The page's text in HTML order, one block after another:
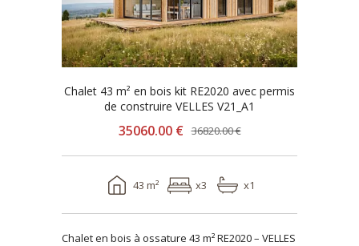
Chalet 43 m² en bois kit RE2020 avec permis
de construire VELLES V21_A1
35060.00 € 36820.00 €
43 m² x3 x1
Chalet en bois à ossature 43 m² RE2020 – VELLES